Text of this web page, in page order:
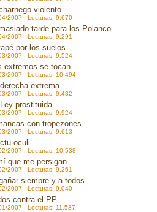
violento
2007 Lecturas: 9.670
tarde para los Polanco
2007 Lecturas: 9.291
por los suelos
2007 Lecturas: 9.524
extremos se tocan
2007 Lecturas: 10.494
extrema
2007 Lecturas: 9.432
prostituida
2007 Lecturas: 9.924
con tropezones
2007 Lecturas: 9.613
oculi
2007 Lecturas: 10.538
que me persigan
2007 Lecturas: 9.261
siempre y a todos
2007 Lecturas: 9.040
contra el PP
2007 Lecturas: 11.537